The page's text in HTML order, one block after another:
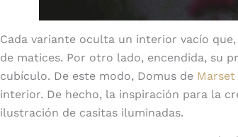
Cada variante oculta un interior vacío
de matices. Por otro lado, encendida, su
cubículo. De este modo, Domus de Marset
interior. De hecho, la inspiración para la
ilustración de casitas iluminadas.